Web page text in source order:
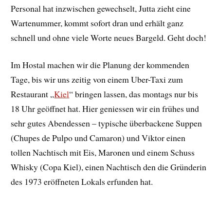
Personal hat inzwischen gewechselt, Jutta zieht eine
Wartenummer, kommt sofort dran und erhält ganz
schnell und ohne viele Worte neues Bargeld. Geht doch!
Im Hostal machen wir die Planung der kommenden
Tage, bis wir uns zeitig von einem Uber-Taxi zum
Restaurant „Kiel“ bringen lassen, das montags nur bis
18 Uhr geöffnet hat. Hier geniessen wir ein frühes und
sehr gutes Abendessen – typische überbackene Suppen
(Chupes de Pulpo und Camaron) und Viktor einen
tollen Nachtisch mit Eis, Maronen und einem Schuss
Whisky (Copa Kiel), einen Nachtisch den die Gründerin
des 1973 eröffneten Lokals erfunden hat.